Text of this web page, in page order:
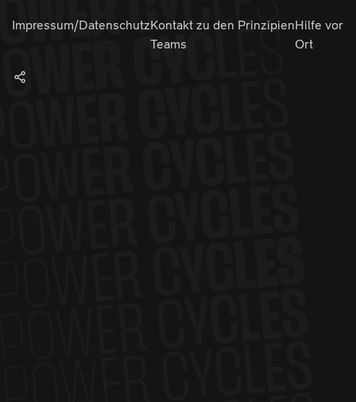
Impressum/DatenschutzKontakt zu den
Teams
PrinzipienHilfe vor
Ort